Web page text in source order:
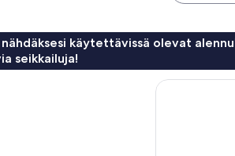
nähdäksesi käytettävissä olevat
seikkailuja!